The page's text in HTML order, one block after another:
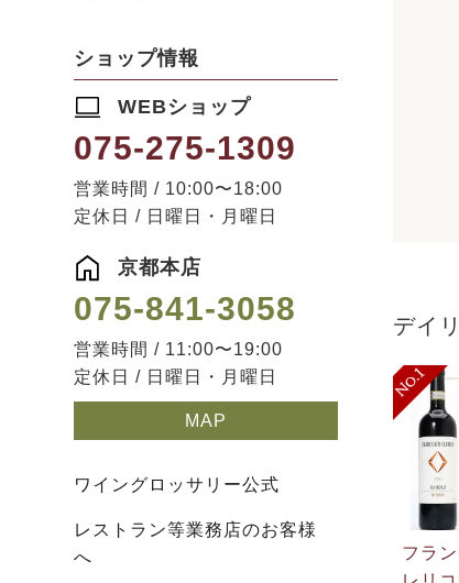
ショップ情報
WEBショップ
075-275-1309
営業時間 / 10:00〜18:00
定休日 / 日曜日・月曜日
京都本店
075-841-3058
営業時間 / 11:00〜19:00
定休日 / 日曜日・月曜日
MAP
ワイングロッサリー公式
レストラン等業務店のお客様
へ
デイ
フラ